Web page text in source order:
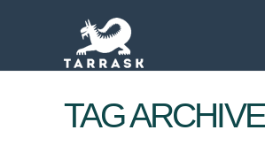
TAG ARCHIVE